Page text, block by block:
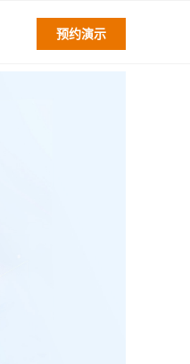
预约演示